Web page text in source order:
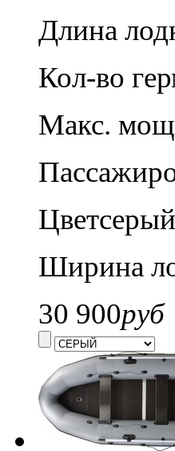
Длина
Кол-во
Макс.
Цветсерый
Ширина
30 900руб